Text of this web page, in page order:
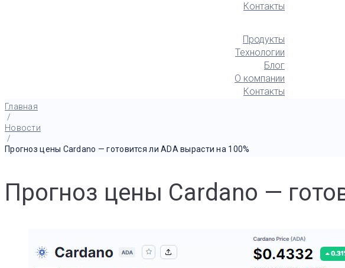
Контакты
Продукты
Технологии
Блог
О компании
Контакты
Главная
/
Новости
/
Прогноз цены Cardano — готовится ли ADA вырасти на 100%
Прогноз цены Cardano —